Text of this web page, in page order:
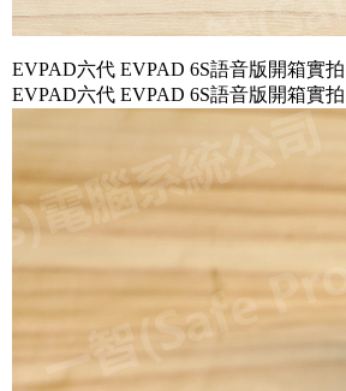
EVPAD六代 EVPAD 6S語音版開箱實拍
EVPAD六代 EVPAD 6S語音版開箱實拍